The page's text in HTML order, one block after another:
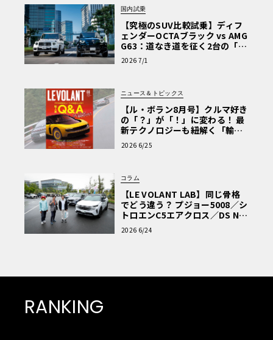
国内試乗
【究極のSUV比較試乗】ディフ
ェンダーOCTAブラック vs AMG
G63：道なき道を征く2台の「対
極的アプローチ」
2026 7/1
ニュース＆トピックス
【ル・ボラン8月号】クルマ好き
の「？」が「！」に変わる！ 最
新テクノロジーも紐解く「輸入
車Q&A」
2026 6/25
コラム
【LE VOLANT LAB】同じ骨格
でどう違う？ プジョー5008／シ
トロエンC5エアクロス／DS Nº4
読者一気乗りレポート
2026 6/24
RANKING